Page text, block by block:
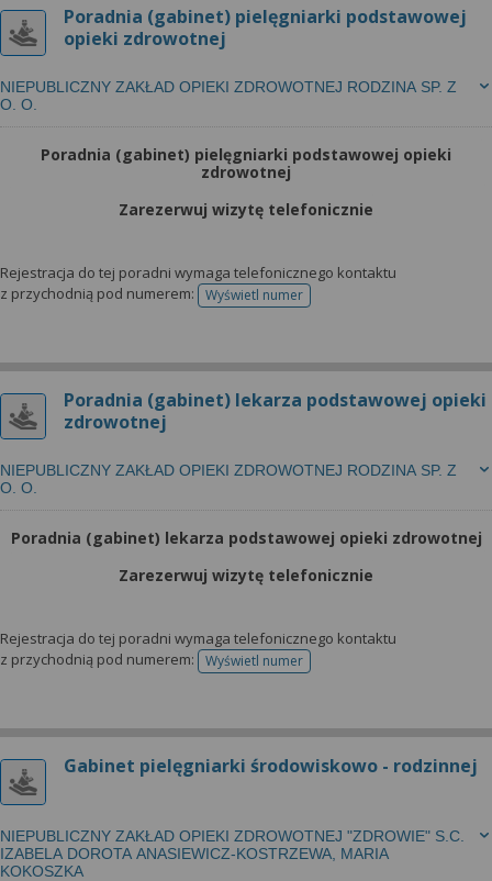
Poradnia (gabinet) pielęgniarki podstawowej
opieki zdrowotnej
NIEPUBLICZNY ZAKŁAD OPIEKI ZDROWOTNEJ RODZINA SP. Z
O. O.
Poradnia (gabinet) pielęgniarki podstawowej opieki
zdrowotnej
Zarezerwuj wizytę telefonicznie
Rejestracja do tej poradni wymaga telefonicznego kontaktu
z przychodnią pod numerem:
Wyświetl numertelefonu do rejestracji
Poradnia (gabinet) lekarza podstawowej opieki
zdrowotnej
NIEPUBLICZNY ZAKŁAD OPIEKI ZDROWOTNEJ RODZINA SP. Z
O. O.
Poradnia (gabinet) lekarza podstawowej opieki zdrowotnej
Zarezerwuj wizytę telefonicznie
Rejestracja do tej poradni wymaga telefonicznego kontaktu
z przychodnią pod numerem:
Wyświetl numertelefonu do rejestracji
Gabinet pielęgniarki środowiskowo - rodzinnej
NIEPUBLICZNY ZAKŁAD OPIEKI ZDROWOTNEJ "ZDROWIE" S.C.
IZABELA DOROTA ANASIEWICZ-KOSTRZEWA, MARIA
KOKOSZKA